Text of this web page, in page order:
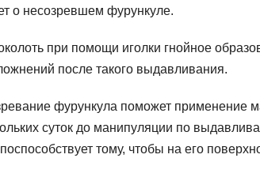
о несозревшем фурункуле.
при помощи иголки гнойное
после такого выдавливания.
фурункула поможет применение
суток до манипуляции по
тому, чтобы на его